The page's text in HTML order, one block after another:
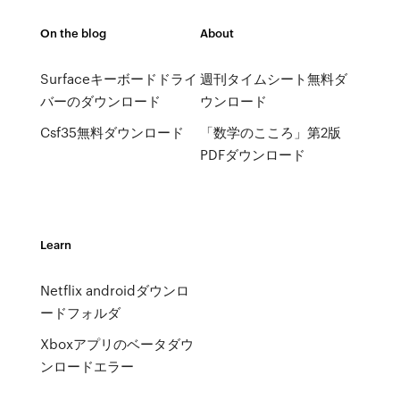
On the blog
Surfaceキーボードドライ
バーのダウンロード
Csf35無料ダウンロード
About
週刊タイムシート無料ダ
ウンロード
「数学のこころ」第2版
PDFダウンロード
Learn
Netflix androidダウンロ
ードフォルダ
Xboxアプリのベータダウ
ンロードエラー